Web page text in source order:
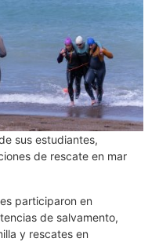
sus estudiantes,
de rescate en mar
participaron en
de salvamento,
y rescates en